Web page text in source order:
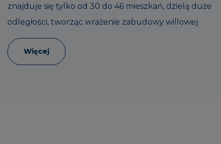
znajduje się tylko od 30 do 46 mieszkań, dzielą duże
odległości, tworząc wrażenie zabudowy willowej.
Więcej